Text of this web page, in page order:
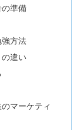
準備
方法
違い
マーケティ